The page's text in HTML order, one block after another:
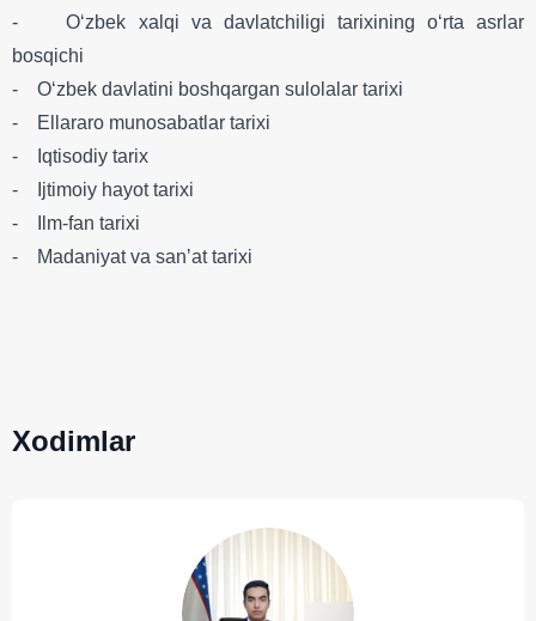
- Oʻzbek xalqi va davlatchiligi tarixining oʻrta asrlar
bosqichi
- Oʻzbek davlatini boshqargan sulolalar tarixi
- Ellararo munosabatlar tarixi
- Iqtisodiy tarix
- Ijtimoiy hayot tarixi
- Ilm-fan tarixi
- Madaniyat va sanʼat tarixi
Xodimlar